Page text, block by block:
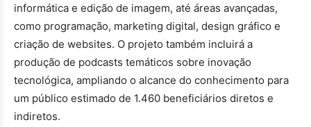
informática e edição de imagem, até áreas avançadas,
como programação, marketing digital, design gráfico e
criação de websites. O projeto também incluirá a
produção de podcasts temáticos sobre inovação
tecnológica, ampliando o alcance do conhecimento para
um público estimado de 1.460 beneficiários diretos e
indiretos.